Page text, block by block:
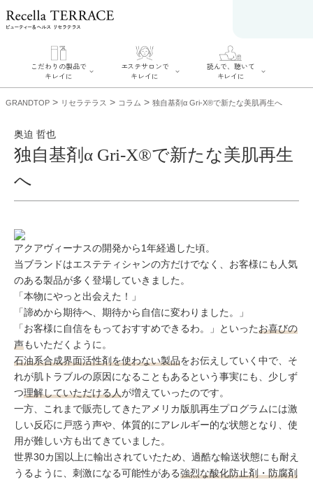
こだわりの製品で
キレイに
こだわりの製品で
SERIES#02 水へ
SERIES#03 無添
加化粧品について
エステサロンで
キレイに
リフティング認定
るサロンを探す
リフティング認定
とは？
肌改善のプロと
は？
読んで、聴いて
キレイに
ルコンテンツ
お悩みから記事を
探す
ミューズへの伝言
コラム
GRANDTOP > リセラテラス > コラム > 独自基剤α Gri-X®で新たな美肌再生へ
奥迫 哲也
独自基剤α Gri-X®で新たな美肌再生
へ
アクアヴィーナスの開発から1年経過した頃。
当ブランドはエステティシャンの方だけでなく、お客様にも人気
のある製品が多く登場していきました。
「本物にやっと出会えた！」
「諦めから期待へ、期待から自信に変わりました。」
「お客様に自信をもっておすすめできるわ。」といったお喜びの
声もいただくように。
石油系合成界面活性剤を使わない製品をお伝えしていく中で、そ
れが肌トラブルの原因になることもあるという事実にも、少しず
つ理解していただける人が増えていったのです。
一方、これまで販売してきたアメリカ版肌再生プログラムには激
しい反応に戸惑う声や、体質的にアレルギー的な状態となり、使
用が難しい方も出てきていました。
世界30カ国以上に輸出されていたため、過酷な輸送状態にも耐え
うるように、刺激になる可能性がある強烈な酸化防止剤・防腐剤